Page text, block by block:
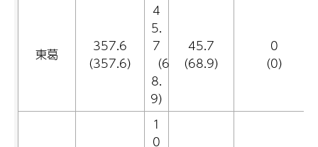
東葛
357.6
（357.6）
4
5.
7
（6
8.
9）
45.7
（68.9）
0
（0）
1
0